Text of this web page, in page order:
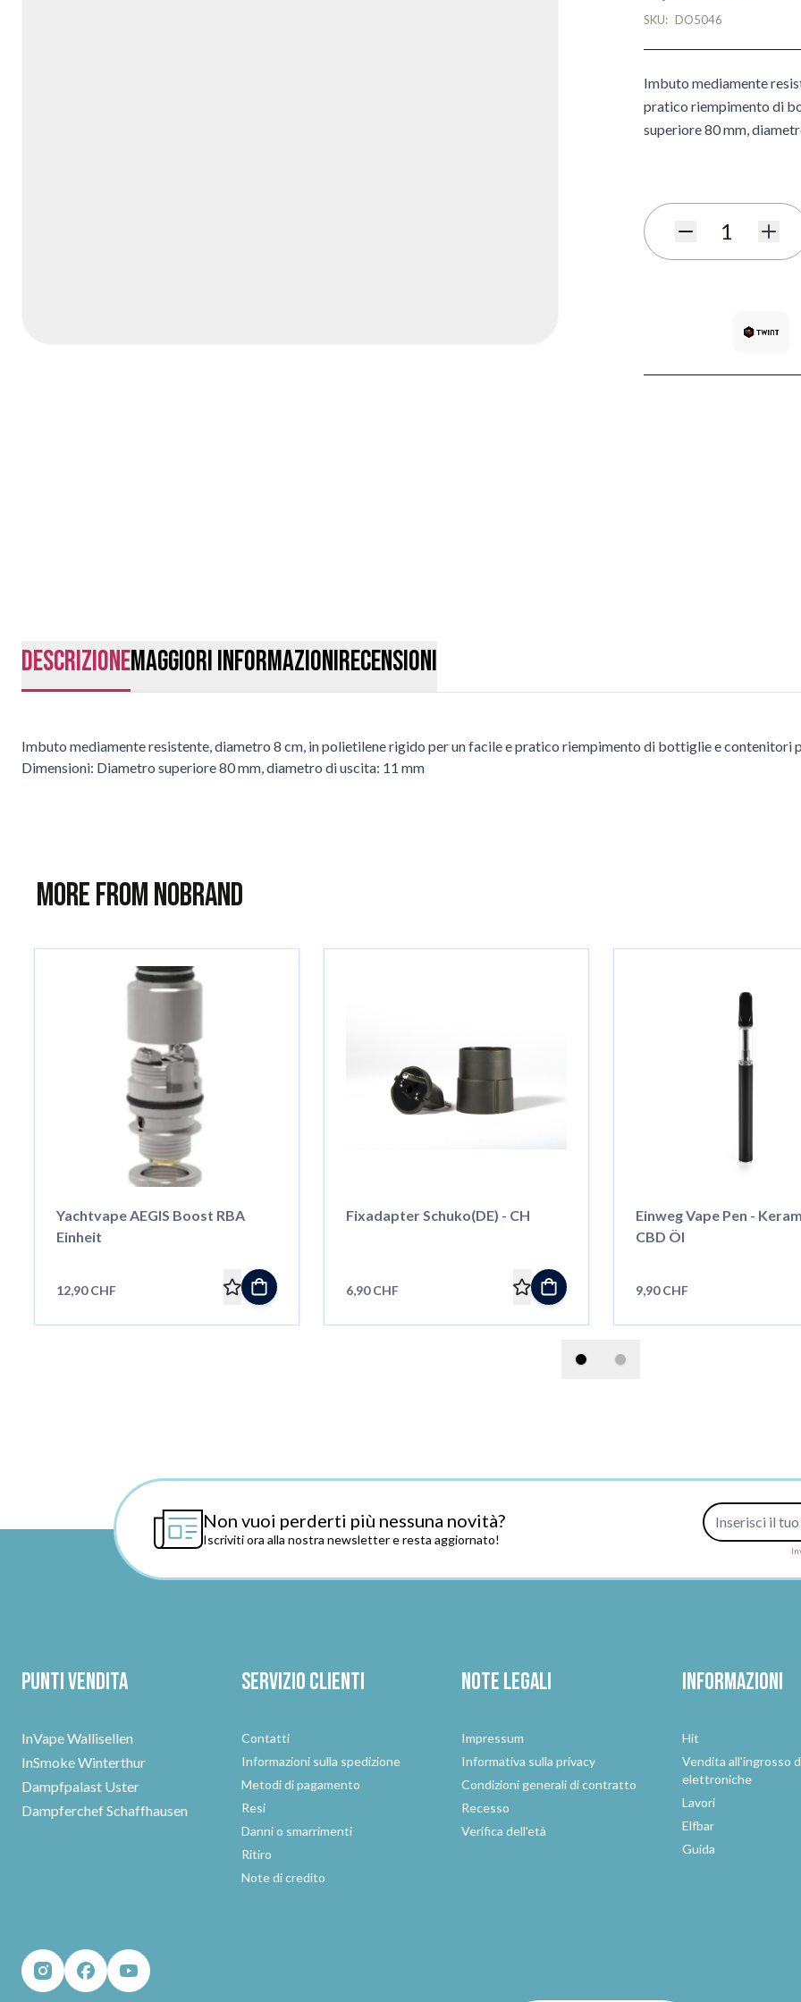
SKU: DO5046
Imbuto mediamente
pratico riempimento di
superiore 80 mm,
Quantità
DescrizioneMaggiori InformazioniRecensioni
Imbuto mediamente resistente, diametro 8 cm, in polietilene rigido per un facile e pratico riempimento di bottiglie e contenitori
Dimensioni: Diametro superiore 80 mm, diametro di uscita: 11 mm
More from NoBrand
Yachtvape AEGIS Boost RBA
Einheit
12,90 CHF
Fixadapter Schuko(DE) - CH
6,90 CHF
Einweg Vape Pen -
CBD Öl
9,90 CHF
Non vuoi perderti più nessuna novità?
Iscriviti ora alla nostra newsletter e resta aggiornato!
Indirizzo e-mail
Punti vendita
InVape Wallisellen
InSmoke Winterthur
Dampfpalast Uster
Dampferchef Schaffhausen
Servizio clienti
Contatti
Informazioni sulla spedizione
Metodi di pagamento
Resi
Danni o smarrimenti
Ritiro
Note di credito
Note legali
Impressum
Informativa sulla privacy
Condizioni generali di contratto
Recesso
Verifica dell'età
Informazioni
Hit
Vendita all'ingrosso
elettroniche
Lavori
Elfbar
Guida